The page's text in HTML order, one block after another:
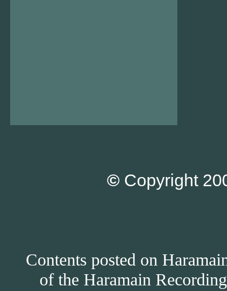
© Copyright
Contents posted on
of the Haramain